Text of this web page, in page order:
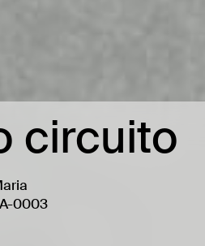
circuito
0003